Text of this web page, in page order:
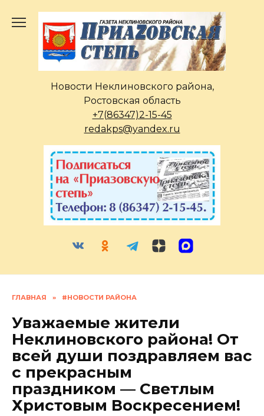
содержанию
Новости Неклиновского района,
Ростовская область
+7(86347)2-15-45
redakps@yandex.ru
ГЛАВНАЯ » #НОВОСТИ РАЙОНА
Уважаемые жители
Неклиновского района! От
всей души поздравляем вас
с прекрасным
праздником — Светлым
Христовым Воскресением!